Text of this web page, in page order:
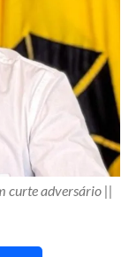
curte adversário ||